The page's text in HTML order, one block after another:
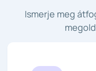
Ismerje meg